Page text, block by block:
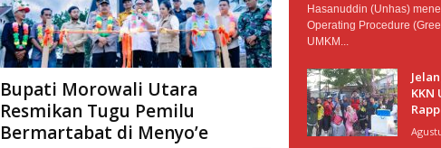
Bupati Morowali Utara
Resmikan Tugu Pemilu
Bermartabat di Menyo’e
Hasanuddin (Unhas)
Operating Procedure
UMKM...
KKN